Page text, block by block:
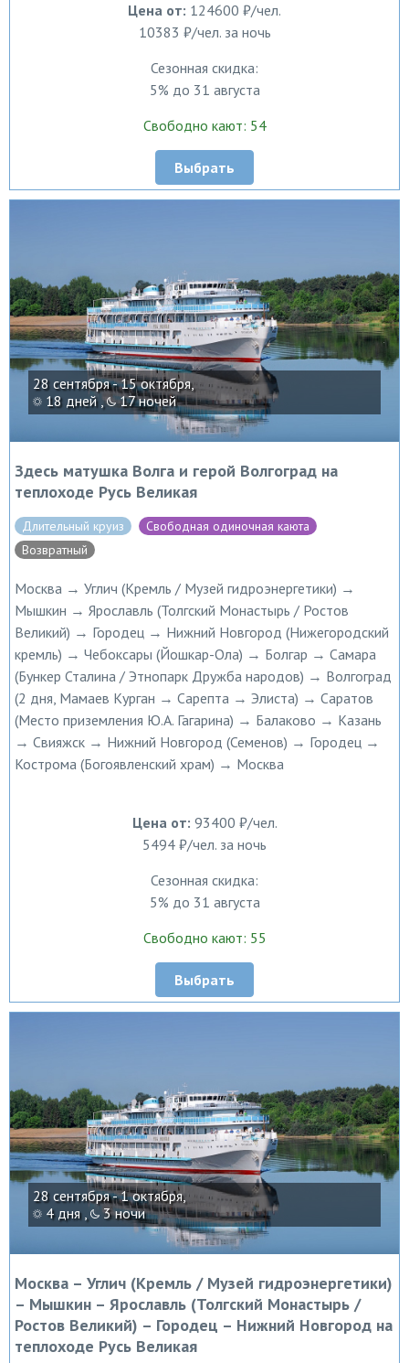
Цена от: 124600 ₽/чел.
10383 ₽/чел. за ночь
Сезонная скидка:
5% до 31 августа
Свободно кают: 54
Выбрать
28 сентября - 15 октября,
18 дней , 17 ночей
Здесь матушка Волга и герой Волгоград на
теплоходе Русь Великая
Длительный круиз
Свободная одиночная каюта
Возвратный
Москва → Углич (Кремль / Музей гидроэнергетики) →
Мышкин → Ярославль (Толгский Монастырь / Ростов
Великий) → Городец → Нижний Новгород (Нижегородский
кремль) → Чебоксары (Йошкар-Ола) → Болгар → Самара
(Бункер Сталина / Этнопарк Дружба народов) → Волгоград
(2 дня, Мамаев Курган → Сарепта → Элиста) → Саратов
(Место приземления Ю.А. Гагарина) → Балаково → Казань
→ Свияжск → Нижний Новгород (Семенов) → Городец →
Кострома (Богоявленский храм) → Москва
Цена от: 93400 ₽/чел.
5494 ₽/чел. за ночь
Сезонная скидка:
5% до 31 августа
Свободно кают: 55
Выбрать
28 сентября - 1 октября,
4 дня ,
3 ночи
Москва – Углич (Кремль / Музей гидроэнергетики)
– Мышкин – Ярославль (Толгский Монастырь /
Ростов Великий) – Городец – Нижний Новгород на
теплоходе Русь Великая